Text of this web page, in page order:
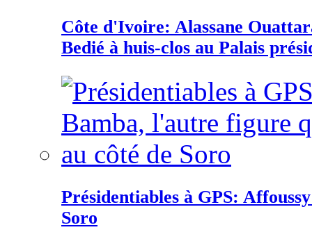
Côte d'Ivoire: Alassane
Bedié à huis-clos au Palais
Présidentiables à GPS:
Soro